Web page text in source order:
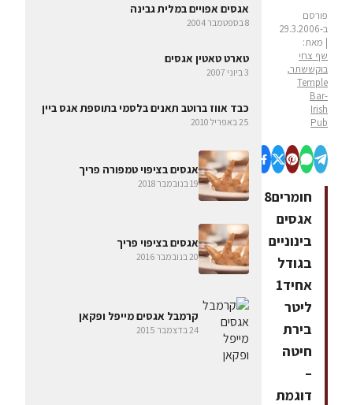
פורסם
ב-29.3.2006
| מאת:
שף צחי
בוקששתר,
Temple
Bar-
Irish
Pub
חומרים8
אגסים
בינוניים
בגודל
אחיד1
ליטר
בירת
חיטה
–
דוגמת
אגסים אפויים במלית גבינה
8 בספטמבר 2004
טארט טאטין אגסים
3 ביוני 2007
כבד אווז ברוטב תאנים בלסמי בתוספת אגס ביין
25 באפריל 2010
אגסים בציפוי טמפורה פריך
19 בנובמבר 2018
אגסים בציפוי פריך
20 בנובמבר 2016
קרמבל אגסים מייפל ופקאן
24 בדצמבר 2015